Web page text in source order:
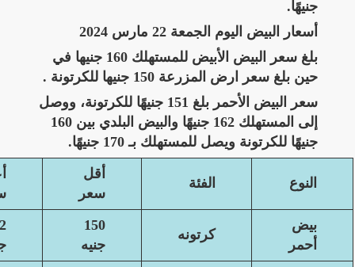
جنيهًا.
أسعار البيض اليوم الجمعة 22 مارس 2024
بلغ سعر البيض الأبيض للمستهلك 160 جنيها في
حين بلغ سعر ارض المزرعة 150 جنيها للكرتونة .
سعر البيض الأحمر بلغ 151 جنيهًا للكرتونة، ووصل
إلى المستهلك 162 جنيهًا والبيض البلدي بين 160
جنيهًا للكرتونة ويصل للمستهلك بـ 170 جنيهًا.
النوع الفئة
أقل
سعر
بيض
أحمر
كرتونه
150
جنيه